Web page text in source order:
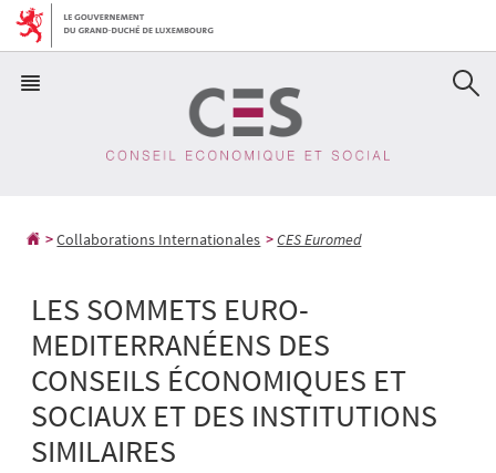
Aller
navigation
Aller
Collaborations Internationales CES Euromed
LES SOMMETS EURO-
MEDITERRANÉENS DES
CONSEILS ÉCONOMIQUES ET
SOCIAUX ET DES INSTITUTIONS
SIMILAIRES